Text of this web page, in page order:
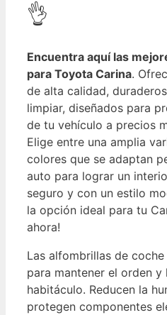
👌
Encuentra aquí las
para Toyota Carina.
de alta calidad,
limpiar, diseñados para
de tu vehículo a precios
Elige entre una amplia
colores que se adaptan
auto para lograr un
seguro y con un estilo
la opción ideal para tu
ahora!
Las alfombrillas de
para mantener el orden y
habitáculo. Reducen la
protegen componentes